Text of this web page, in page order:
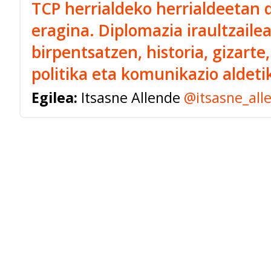
TCP herrialdeko herrialdeetan
eragina. Diplomazia iraultzailea
birpentsatzen, historia,
politika eta komunikazio
Egilea: Itsasne Allende